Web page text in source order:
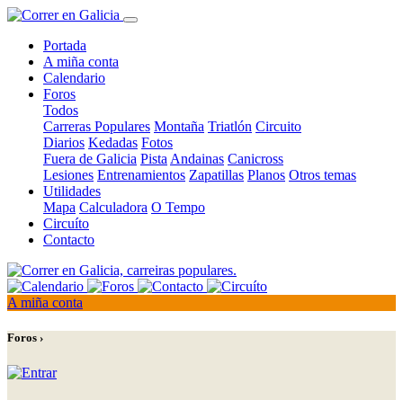
Portada
A miña conta
Calendario
Foros
Todos
Carreras Populares Montaña Triatlón Circuito
Diarios Kedadas Fotos
Fuera de Galicia Pista Andainas Canicross
Lesiones Entrenamientos Zapatillas Planos Otros temas
Utilidades
Mapa Calculadora O Tempo
Circuíto
Contacto
A miña conta
Foros ›